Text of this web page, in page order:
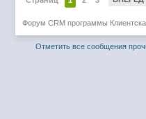
Форум CRM программы
Отметить все сообщения